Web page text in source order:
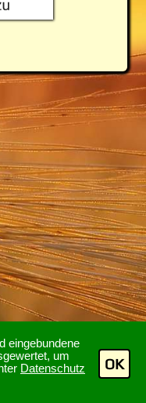
eingebundene
um
Datenschutz
OK